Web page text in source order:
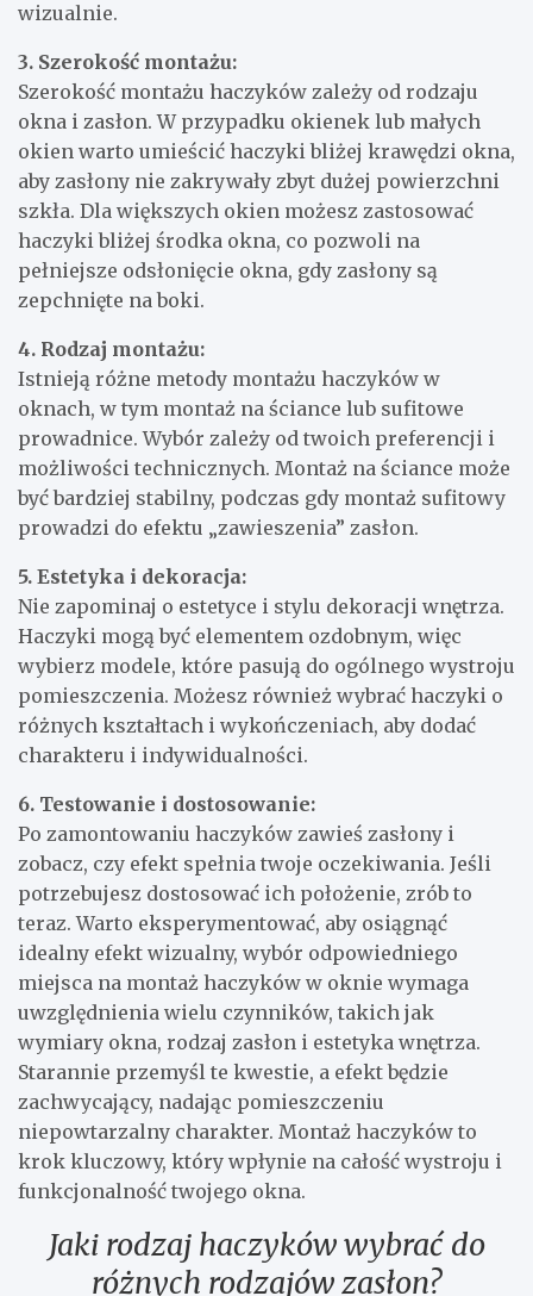
wizualnie.
3. Szerokość montażu:
Szerokość montażu haczyków zależy od rodzaju
okna i zasłon. W przypadku okienek lub małych
okien warto umieścić haczyki bliżej krawędzi okna,
aby zasłony nie zakrywały zbyt dużej powierzchni
szkła. Dla większych okien możesz zastosować
haczyki bliżej środka okna, co pozwoli na
pełniejsze odsłonięcie okna, gdy zasłony są
zepchnięte na boki.
4. Rodzaj montażu:
Istnieją różne metody montażu haczyków w
oknach, w tym montaż na ściance lub sufitowe
prowadnice. Wybór zależy od twoich preferencji i
możliwości technicznych. Montaż na ściance może
być bardziej stabilny, podczas gdy montaż sufitowy
prowadzi do efektu „zawieszenia” zasłon.
5. Estetyka i dekoracja:
Nie zapominaj o estetyce i stylu dekoracji wnętrza.
Haczyki mogą być elementem ozdobnym, więc
wybierz modele, które pasują do ogólnego wystroju
pomieszczenia. Możesz również wybrać haczyki o
różnych kształtach i wykończeniach, aby dodać
charakteru i indywidualności.
6. Testowanie i dostosowanie:
Po zamontowaniu haczyków zawieś zasłony i
zobacz, czy efekt spełnia twoje oczekiwania. Jeśli
potrzebujesz dostosować ich położenie, zrób to
teraz. Warto eksperymentować, aby osiągnąć
idealny efekt wizualny, wybór odpowiedniego
miejsca na montaż haczyków w oknie wymaga
uwzględnienia wielu czynników, takich jak
wymiary okna, rodzaj zasłon i estetyka wnętrza.
Starannie przemyśl te kwestie, a efekt będzie
zachwycający, nadając pomieszczeniu
niepowtarzalny charakter. Montaż haczyków to
krok kluczowy, który wpłynie na całość wystroju i
funkcjonalność twojego okna.
Jaki rodzaj haczyków wybrać do
różnych rodzajów zasłon?